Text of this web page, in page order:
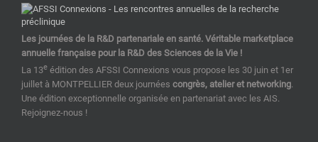
Les journées de la R&D partenariale en santé. Véritable marketplace
annuelle française pour la R&D des Sciences de la Vie !
La 13e édition des AFSSI Connexions vous propose les 30 juin et 1er
juillet à MONTPELLIER deux journées congrès, atelier et networking.
Une édition exceptionnelle organisée en partenariat avec les AIS.
Rejoignez-nous !